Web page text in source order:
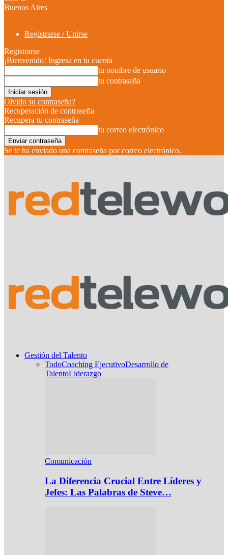
Buenos Aires
Registrarse / Unirse
Registrarse
¡Bienvenido! Ingresa en tu cuenta
tu nombre de usuario
tu contraseña
Olvido su contraseña?
Recuperación de contraseña
Recupera tu contraseña
tu correo electrónico
Se te ha enviado una contraseña por correo electrónico.
Gestión del Talento
TodoCoaching EjecutivoDesarrollo de
TalentoLiderazgo
Comunicación
La Diferencia Crucial Entre Líderes y
Jefes: Las Palabras de Steve…